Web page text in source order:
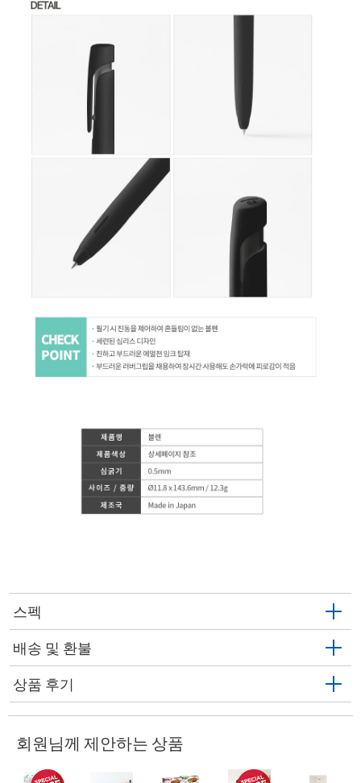
스펙
배송 및 환불
상품 후기
회원님께 제안하는 상품